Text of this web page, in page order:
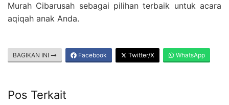
Murah Cibarusah sebagai pilihan terbaik untuk acara
aqiqah anak Anda.
BAGIKAN INI Facebook Twitter/X WhatsApp
Pos Terkait